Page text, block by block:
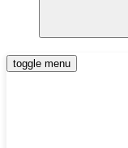
toggle menu